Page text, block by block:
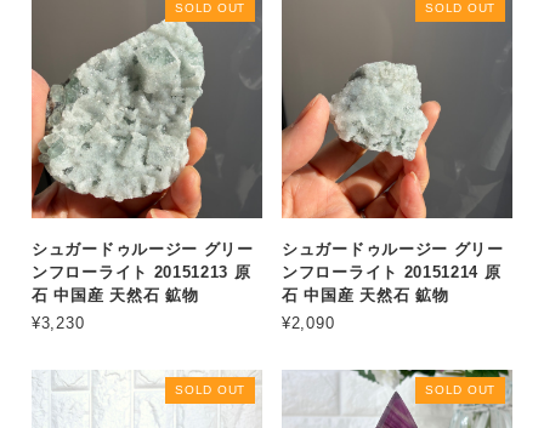
SOLD OUT
シュガードゥルージー グリー
ンフローライト 20151213 原
石 中国産 天然石 鉱物
¥3,230
SOLD OUT
シュガードゥルージー グリー
ンフローライト 20151214 原
石 中国産 天然石 鉱物
¥2,090
SOLD OUT SOLD OUT